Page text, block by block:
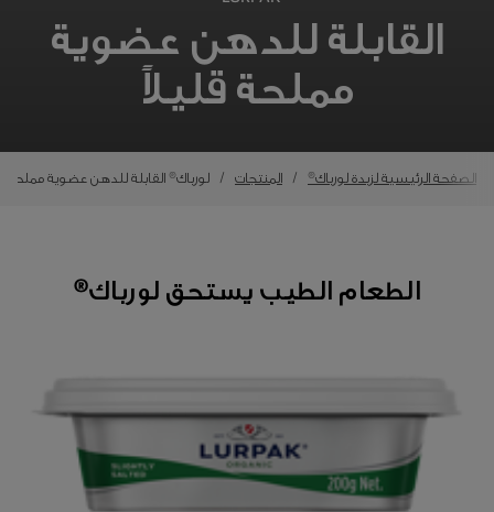
القابلة للدهن عضوية
مملحة قليلاً
الصفحة الرئيسية لزبدة لورباك® المنتجات لورباك® القابلة للدهن عضوية مملحة
الطعام الطيب يستحق لورباك®